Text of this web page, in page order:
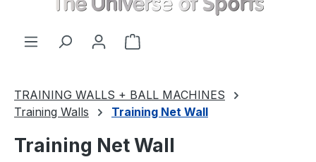
Shopping cart contains 0
TRAINING WALLS + BALL MACHINES
Training Walls
Training Net Wall
Training Net Wall